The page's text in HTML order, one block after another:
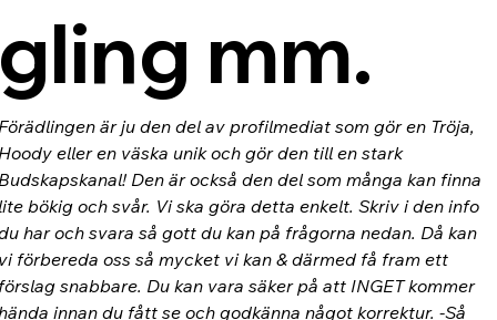
mm.
är ju den del av profilmediat som gör en Tröja,
eller en väska unik och gör den till en stark
Den är också den del som många kan finna
bökig och svår. Vi ska göra detta enkelt. Skriv i den info
har och svara så gott du kan på frågorna nedan. Då kan
förbereda oss så mycket vi kan & därmed få fram ett
snabbare. Du kan vara säker på att INGET kommer
innan du fått se och godkänna något korrektur. -Så